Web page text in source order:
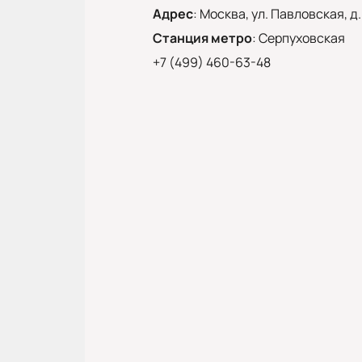
Адрес: Москва, ул. Павловская,
Станция метро:Серпуховская
+7 (499) 460-63-48